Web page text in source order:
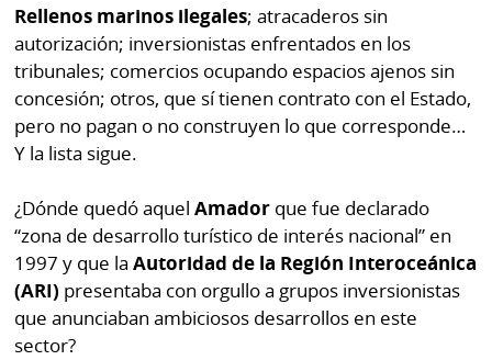
por
Metro
Tienda
Panamá
Tus
Cero
KM
Corprensa
Diario
Ellas
Club
La
Prensa
Busca
Fácil
⌾
Hoy
por
Hoy
⌾
Tal
Cual
Rellenos marinos ilegales; atracaderos sin
autorización; inversionistas enfrentados en los
tribunales; comercios ocupando espacios ajenos sin
concesión; otros, que sí tienen contrato con el Estado,
pero no pagan o no construyen lo que corresponde…
Y la lista sigue.
¿Dónde quedó aquelAmador que fue declarado
“zona de desarrollo turístico de interés nacional” en
1997 y que laAutoridad de la Región Interoceánica
(ARI) presentaba con orgullo a grupos inversionistas
que anunciaban ambiciosos desarrollos en este
sector?